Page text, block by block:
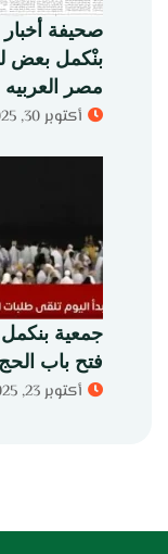
صحيفة
بنْكمل بعض
مصر العربيه
أكتوبر 30, 2025
جمعية
فتح باب الحج
أكتوبر 23, 2025